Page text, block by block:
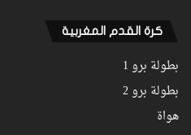
كرة القدم المغربية
بطولة برو 1
بطولة برو 2
هواة